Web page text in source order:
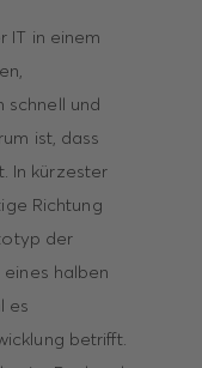
IT in einem
schnell und
ist, dass
In kürzester
Richtung
der
halben
es
betrifft.